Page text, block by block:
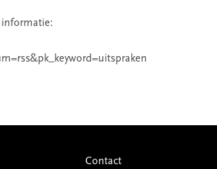
informatie:
Contact